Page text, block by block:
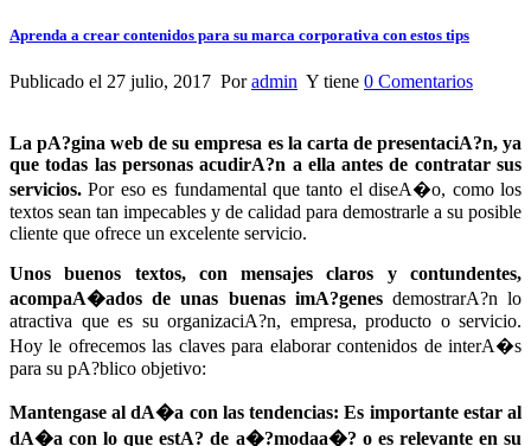
Aprenda a crear contenidos para su marca corporativa con estos tips
Publicado el 27 julio, 2017 Poradmin Y tiene 0 Comentarios
La pA?gina web de su empresa es la carta de presentaciA?n, ya
que todas las personas acudirA?n a ella antes de contratar sus
servicios. Por eso es fundamental que tanto el diseA�o, como los
textos sean tan impecables y de calidad para demostrarle a su posible
cliente que ofrece un excelente servicio.
Unos buenos textos, con mensajes claros y contundentes,
acompaA�ados de unas buenas imA?genesdemostrarA?n lo
atractiva que es su organizaciA?n, empresa, producto o servicio.
Hoy le ofrecemos las claves para elaborar contenidos de interA�s
para su pA?blico objetivo:
Mantengase al dA�a con las tendencias: Es importante estar al
dA�a con lo que estA? de a�?modaa�? o es relevante en su